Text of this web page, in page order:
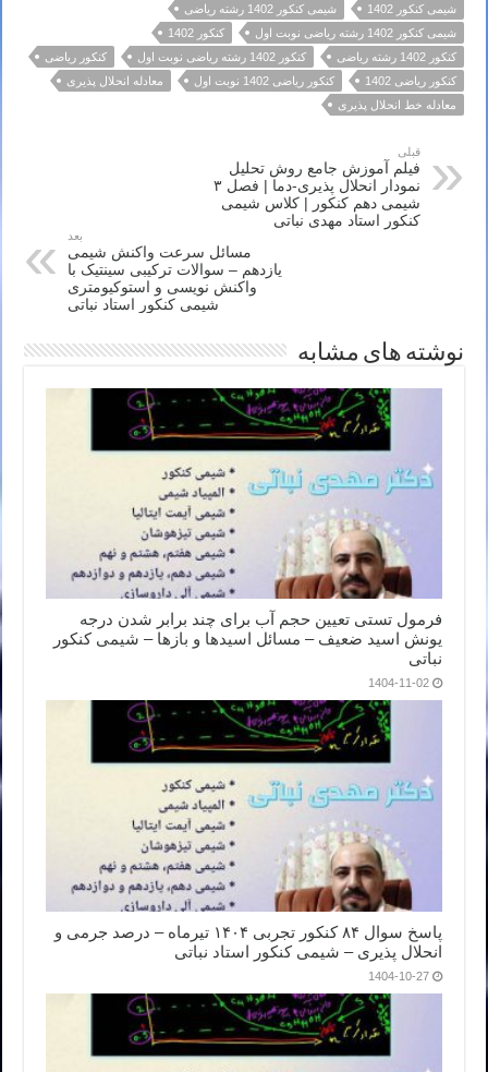
شیمی کنکور 1402
شیمی کنکور 1402 رشته ریاضی
شیمی کنکور 1402 رشته ریاضی نوبت اول
کنکور 1402
کنکور 1402 رشته ریاضی
کنکور 1402 رشته ریاضی نوبت اول
کنکور ریاضی
کنکور ریاضی 1402
کنکور ریاضی 1402 نوبت اول
معادله انحلال پذیری
معادله خط انحلال پذیری
قبلی
فیلم آموزش جامع روش تحلیل
نمودار انحلال پذیری-دما | فصل ۳
شیمی دهم کنکور | کلاس شیمی
کنکور استاد مهدی نباتی
بعد
مسائل سرعت واکنش شیمی
یازدهم – سوالات ترکیبی سینتیک با
واکنش نویسی و استوکیومتری
شیمی کنکور استاد نباتی
نوشته های مشابه
فرمول تستی تعیین حجم آب برای چند برابر شدن درجه
یونش اسید ضعیف – مسائل اسیدها و بازها – شیمی کنکور
نباتی
1404-11-02
پاسخ سوال ۸۴ کنکور تجربی ۱۴۰۴ تیرماه – درصد جرمی و
انحلال پذیری – شیمی کنکور استاد نباتی
1404-10-27